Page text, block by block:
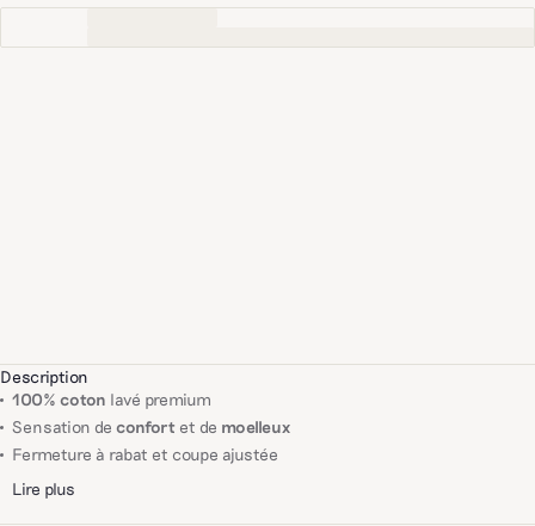
Description
100% coton lavé premium
Sensation de confort et de moelleux
Fermeture à rabat et coupe ajustée
Lire plus